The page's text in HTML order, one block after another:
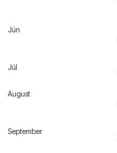
Jún
Júl
August
September